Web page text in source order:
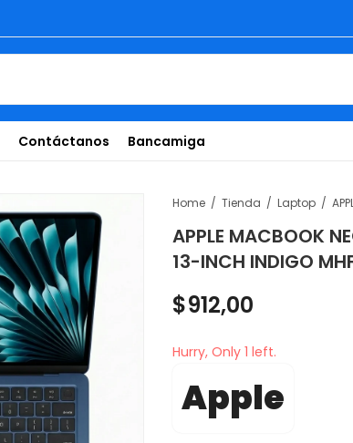
Contáctanos Bancamiga
Home Tienda Laptop
APPLE MACBOOK
13-INCH INDIGO
$912,00
Hurry, Only 1 left.
Apple